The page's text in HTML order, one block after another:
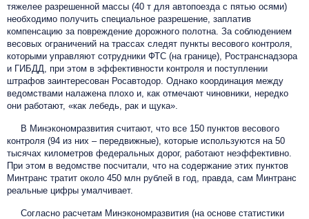
тяжелее разрешенной массы (40 т для автопоезда с пятью осями)
необходимо получить специальное разрешение, заплатив
компенсацию за повреждение дорожного полотна. За соблюдением
весовых ограничений на трассах следят пункты весового контроля,
которыми управляют сотрудники ФТС (на границе), Ространснадзора
и ГИБДД, при этом в эффективности контроля и поступлении
штрафов заинтересован Росавтодор. Однако координация между
ведомствами налажена плохо и, как отмечают чиновники, нередко
они работают, «как лебедь, рак и щука».
В Минэкономразвития считают, что все 150 пунктов весового
контроля (94 из них – передвижные), которые используются на 50
тысячах километров федеральных дорог, работают неэффективно.
При этом в ведомстве посчитали, что на содержание этих пунктов
Минтранс тратит около 450 млн рублей в год, правда, сам Минтранс
реальные цифры умалчивает.
Согласно расчетам Минэкономразвития (на основе статистики